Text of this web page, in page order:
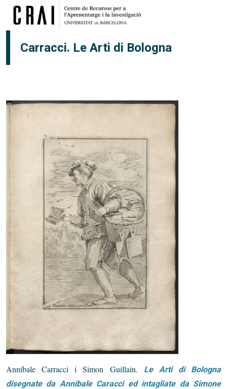
Vés al contingut
Carracci. Le Arti di Bologna
Annibale Carracci i Simon Guillain.
Le Arti di Bologna
disegnate da Annibale Caracci ed intagliate da Simone